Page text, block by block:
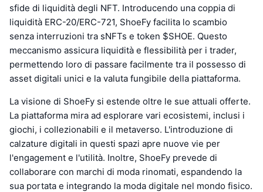
sfide di liquidità degli NFT. Introducendo una coppia di
liquidità ERC-20/ERC-721, ShoeFy facilita lo scambio
senza interruzioni tra sNFTs e token $SHOE. Questo
meccanismo assicura liquidità e flessibilità per i trader,
permettendo loro di passare facilmente tra il possesso di
asset digitali unici e la valuta fungibile della piattaforma.
La visione di ShoeFy si estende oltre le sue attuali offerte.
La piattaforma mira ad esplorare vari ecosistemi, inclusi i
giochi, i collezionabili e il metaverso. L'introduzione di
calzature digitali in questi spazi apre nuove vie per
l'engagement e l'utilità. Inoltre, ShoeFy prevede di
collaborare con marchi di moda rinomati, espandendo la
sua portata e integrando la moda digitale nel mondo fisico.